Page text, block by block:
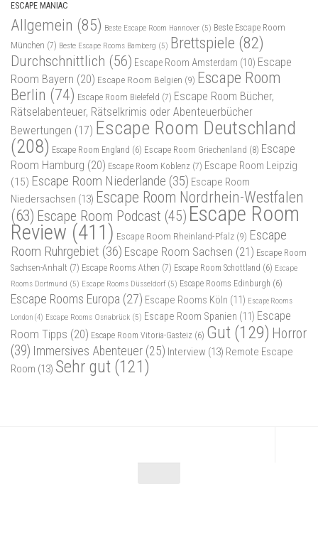
ESCAPE MANIAC
Allgemein (85) Beste Escape Room Hannover (5) Beste Escape Room
München (7) Beste Escape Rooms Bamberg (5) Brettspiele (82)
Durchschnittlich (56) Escape Room Amsterdam (10) Escape
Room Bayern (20) Escape Room Belgien (9) Escape Room
Berlin (74) Escape Room Bielefeld (7) Escape Room Bücher,
Rätselabenteuer, Rätselkrimis oder Abenteuerbücher
Bewertungen (17) Escape Room Deutschland
(208) Escape Room England (6) Escape Room Griechenland (8) Escape
Room Hamburg (20) Escape Room Koblenz (7) Escape Room Leipzig
(15) Escape Room Niederlande (35) Escape Room
Niedersachsen (13) Escape Room Nordrhein-Westfalen
(63) Escape Room Podcast (45) Escape Room
Review (411) Escape Room Rheinland-Pfalz (9) Escape
Room Ruhrgebiet (36) Escape Room Sachsen (21) Escape Room
Sachsen-Anhalt (7) Escape Rooms Athen (7) Escape Room Schottland (6) Escape
Rooms Dortmund (5) Escape Rooms Düsseldorf (5) Escape Rooms Edinburgh (6)
Escape Rooms Europa (27) Escape Rooms Köln (11) Escape Rooms
London (4) Escape Rooms Osnabrück (5) Escape Room Spanien (11) Escape
Room Tipps (20) Escape Room Vitoria-Gasteiz (6) Gut (129) Horror
(39) Immersives Abenteuer (25) Interview (13) Remote Escape
Room (13) Sehr gut (121)